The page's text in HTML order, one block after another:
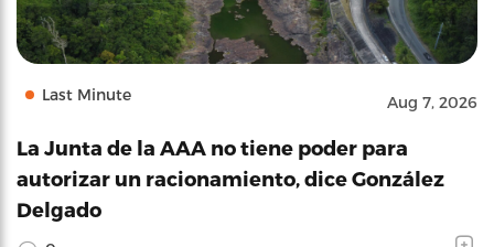
Last Minute Aug 7, 2026
La Junta de la AAA no tiene poder para
autorizar un racionamiento, dice González
Delgado